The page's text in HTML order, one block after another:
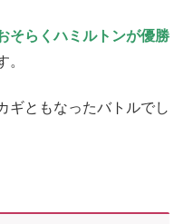
そらくハミルトンが優勝
。
ギともなったバトルでし